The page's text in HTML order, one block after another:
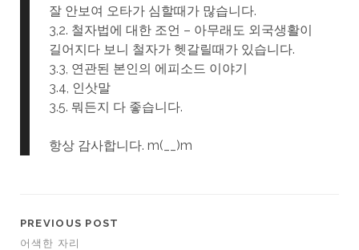
잘 안보여 오타가 심할때가 많습니다.
3,2. 철자법에 대한 조언 – 아무래도 외국생활이
길어지다 보니 철자가 헷갈릴때가 있습니다.
3.3, 연관된 본인의 에피소드 이야기
3.4, 인삿말
3.5. 뭐든지 다 좋습니다.
항상 감사합니다. m(__)m
PREVIOUS POST
어색한 자리